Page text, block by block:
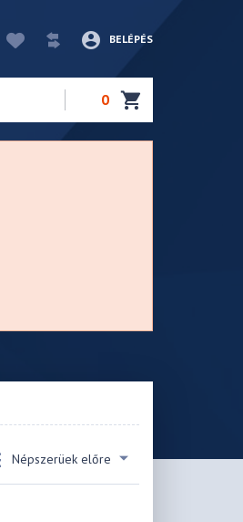
BELÉPÉS
0
Népszerüek előre